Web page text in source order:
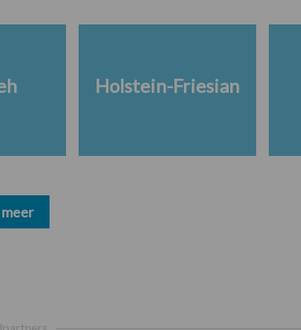
Holstein-Friesian